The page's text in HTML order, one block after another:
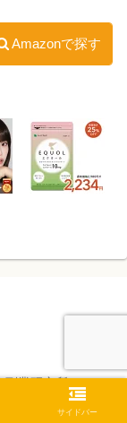
Amazonで探す
副業研究所-.
サイドバー